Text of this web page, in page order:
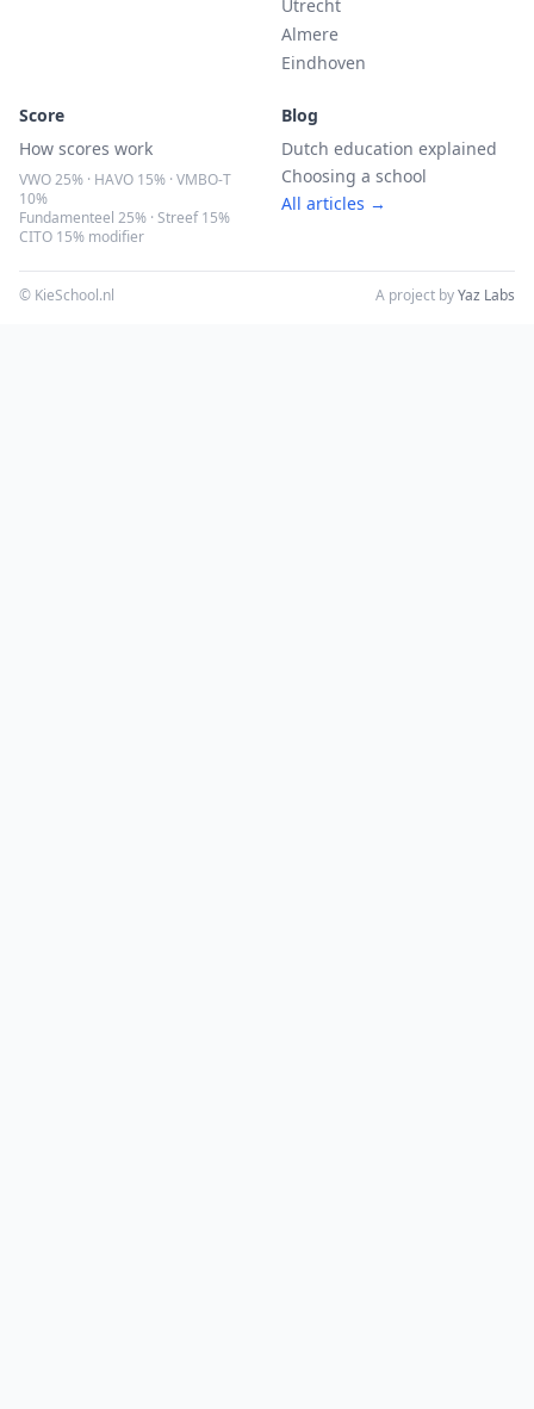
Utrecht
Almere
Eindhoven
Score
How scores work
VWO 25% · HAVO 15% · VMBO-T
10%
Fundamenteel 25% · Streef 15%
CITO 15% modifier
Blog
Dutch education explained
Choosing a school
All articles →
© KieSchool.nl A project byYaz Labs